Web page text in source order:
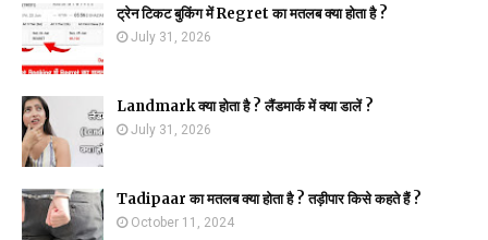
ट्रेन टिकट बुकिंग में Regret का मतलब क्या होता है ?
July 31, 2026
Landmark क्या होता है ? लैंडमार्क में क्या डालें ?
July 31, 2026
Tadipaar का मतलब क्या होता है ? तड़ीपार किसे कहते हैं ?
October 11, 2024